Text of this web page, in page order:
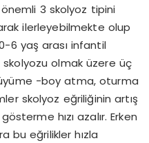
önemli 3 skolyoz tipini
ilerleyebilmekte olup
0-6 yaş arası infantil
olmak üzere üç
-boy atma, oturma
skolyoz eğriliğinin artış
hızı azalır. Erken
bu eğrilikler hızla